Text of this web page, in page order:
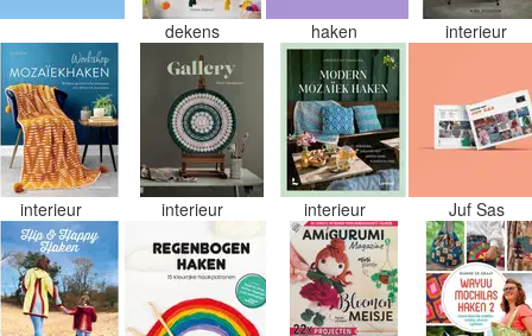
dekens haken interieur
interieur interieur interieur Juf Sas